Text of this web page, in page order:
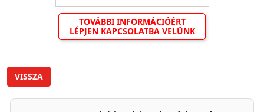
TOVÁBBI INFORMÁCIÓÉRT
LÉPJEN KAPCSOLATBA VELÜNK
VISSZA